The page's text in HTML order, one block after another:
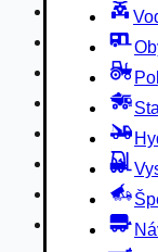
Návesy/
Privesné
Lode/